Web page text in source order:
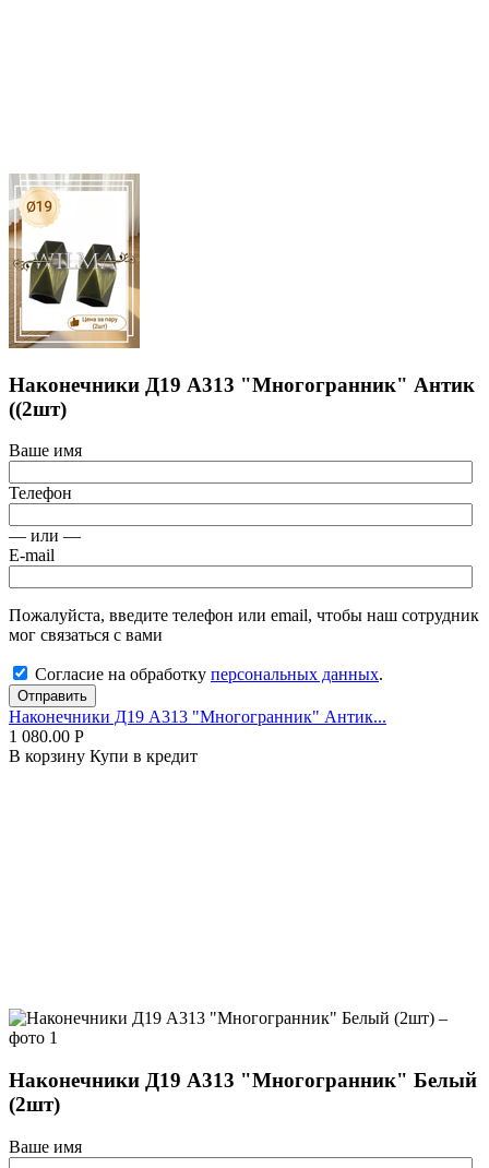
Наконечники Д19 А313 "Многогранник" Антик
((2шт)
Ваше имя
Телефон
— или —
E-mail
Пожалуйста, введите телефон или email, чтобы наш сотрудник
мог связаться с вами
Согласие на обработку персональных данных.
Отправить
Наконечники Д19 А313 "Многогранник" Антик...
1 080.00 Р
В корзину Купи в кредит
Наконечники Д19 А313 "Многогранник" Белый
(2шт)
Ваше имя